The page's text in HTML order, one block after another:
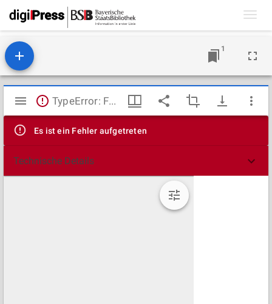
1
Mirador
Viewer
TypeError: Failed to fetch
Es ist ein Fehler aufgetreten
Technische Details